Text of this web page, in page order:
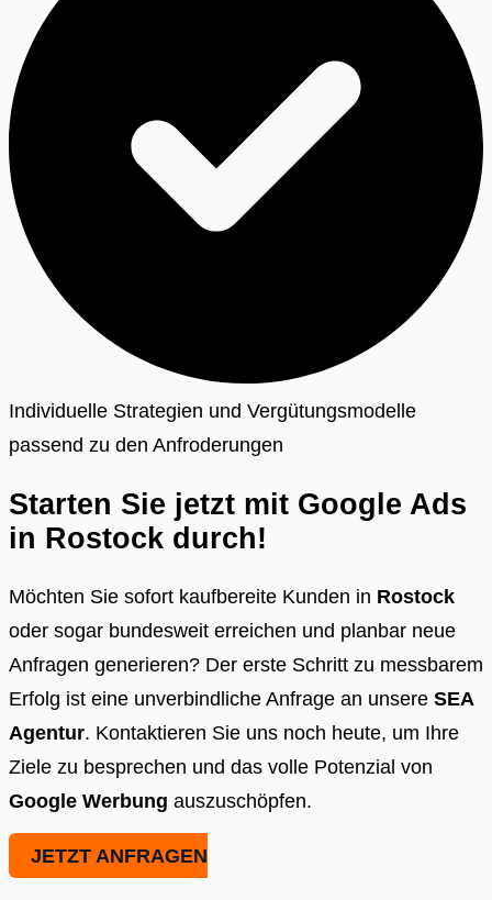
Individuelle Strategien und Vergütungsmodelle
passend zu den Anfroderungen
Starten Sie jetzt mit Google Ads
in Rostock durch!
Möchten Sie sofort kaufbereite Kunden in Rostock
oder sogar bundesweit erreichen und planbar neue
Anfragen generieren? Der erste Schritt zu messbarem
Erfolg ist eine unverbindliche Anfrage an unsere SEA
Agentur. Kontaktieren Sie uns noch heute, um Ihre
Ziele zu besprechen und das volle Potenzial von
Google Werbung auszuschöpfen.
JETZT ANFRAGEN